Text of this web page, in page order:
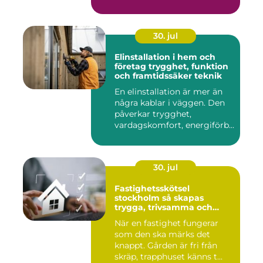
30. jul
Elinstallation i hem och
företag trygghet, funktion
och framtidssäker teknik
En elinstallation är mer än
några kablar i väggen. Den
påverkar trygghet,
vardagskomfort, energiförb...
30. jul
Fastighetsskötsel
stockholm så skapas
trygga, trivsamma och
När en fastighet fungerar
som den ska märks det
knappt. Gården är fri från
skräp, trapphuset känns t...